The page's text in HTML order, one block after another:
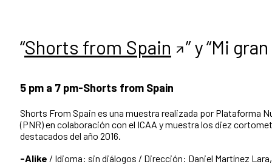
“Shorts from Spain ” y “Mi
5 pm a 7 pm-Shorts from Spain
Shorts From Spain es una muestra realizada por Plataforma
(PNR) en colaboración con el ICAA y muestra los diez
destacados del año 2016.
-Alike / Idioma: sin diálogos / Dirección: Daniel Martínez